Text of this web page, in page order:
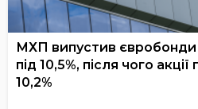
МХП випустив
під 10,5%, після чого
10,2%